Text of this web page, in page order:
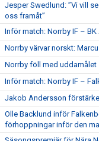
Jesper Swedlund: ”Vi vill
oss framåt”
Inför match: Norrby IF – BK
Norrby värvar norskt:
Norrby föll med uddamålet
Inför match: Norrby IF –
Jakob Andersson
Olle Backlund inför
förhoppningar inför den